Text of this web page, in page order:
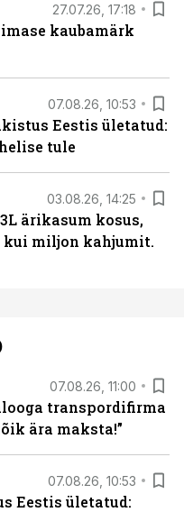
27.07.26, 17:18
kaubamärk
07.08.26, 10:53
Eestis ületatud:
tule
03.08.26, 14:25
ärikasum kosus,
kui miljon kahjumit.
07.08.26, 11:00
transpordifirma
ära maksta!”
07.08.26, 10:53
Eestis ületatud: